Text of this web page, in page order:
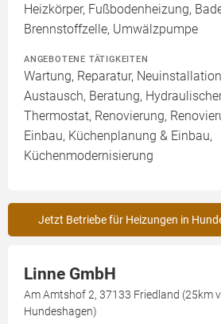
Heizkörper, Fußbodenheizung,
Brennstoffzelle, Umwälzpumpe
ANGEBOTENE TÄTIGKEITEN
Wartung, Reparatur,
Austausch, Beratung,
Thermostat, Renovierung,
Einbau, Küchenplanung & Einbau,
Küchenmodernisierung
Jetzt Betriebe für Heizungen in
Linne GmbH
Am Amtshof 2, 37133 Friedland (25km
Hundeshagen)